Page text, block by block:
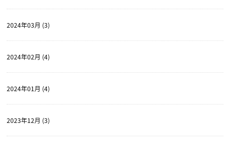
2024年03月 (3)
2024年02月 (4)
2024年01月 (4)
2023年12月 (3)